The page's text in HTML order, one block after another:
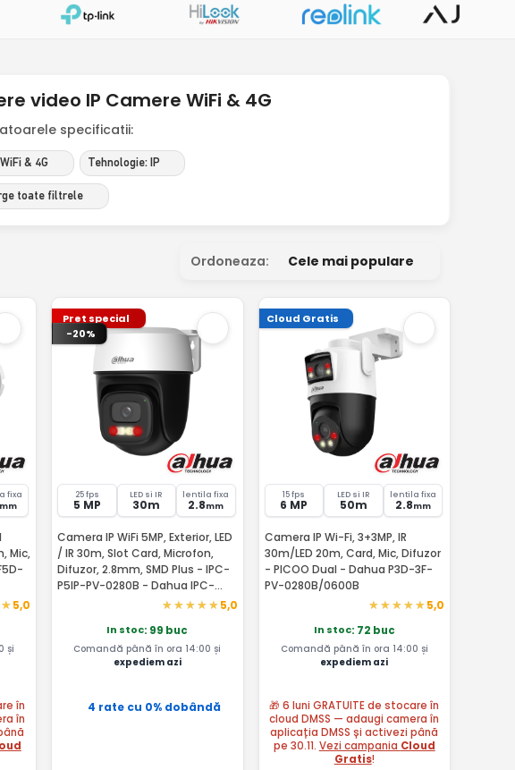
video IP Camere WiFi & 4G
specificatii:
& 4G Tehnologie: IP
toate filtrele
Ordoneaza: Cele mai populare
fixa
mm
Mic,
5,0
și
în
în
Pret special
-20%
25 fps
5 MP
LED si IR
30m
lentila fixa
2.8mm
Camera IP WiFi 5MP, Exterior, LED
/ IR 30m, Slot Card, Microfon,
Difuzor, 2.8mm, SMD Plus - IPC-
P5IP-PV-0280B - Dahua IPC-
P5IP-PV-0280B-EUR
5,0
In stoc: 99 buc
Comandă până în ora 14:00 și
expediem azi
4 rate cu 0% dobândă
Cloud Gratis
15 fps
6 MP
LED si IR
50m
lentila fixa
2.8mm
Camera IP Wi-Fi, 3+3MP, IR
30m/LED 20m, Card, Mic, Difuzor
- PICOO Dual - Dahua P3D-3F-
PV-0280B/0600B
5,0
In stoc: 72 buc
Comandă până în ora 14:00 și
expediem azi
🎁 6 luni GRATUITE de stocare în
cloud DMSS — adaugi camera în
aplicația DMSS și activezi până
pe 30.11. Vezi campania Cloud
Gratis!